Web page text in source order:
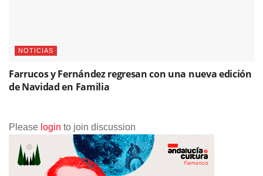
NOTICIAS
Farrucos y Fernández regresan con una nueva edición
de Navidad en Familia
Please login to join discussion